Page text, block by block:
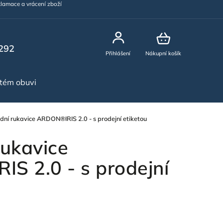
a vrácení zboží
Nákupní košík
Přihlášení
obuvi
rukavice ARDON®IRIS 2.0 - s prodejní etiketou
2.0 - s prodejní